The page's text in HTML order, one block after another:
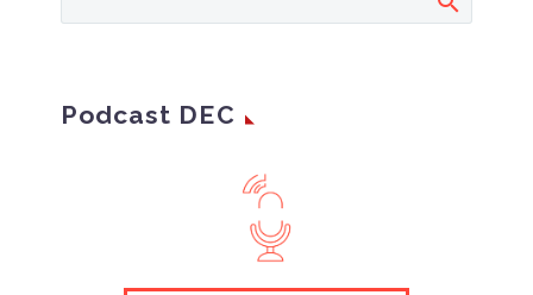
digital en un negocio.
en la experiencia del
cliente y una especial
estrategia de marca.
La omnicanalidad
describe experiencias
Podcast DEC